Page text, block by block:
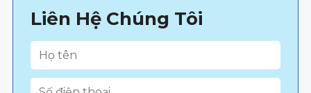
Liên Hệ Chúng Tôi